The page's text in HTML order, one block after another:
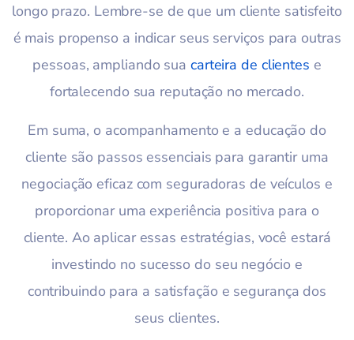
longo prazo. Lembre-se de que um cliente satisfeito
é mais propenso a indicar seus serviços para outras
pessoas, ampliando sua carteira de clientes e
fortalecendo sua reputação no mercado.
Em suma, o acompanhamento e a educação do
cliente são passos essenciais para garantir uma
negociação eficaz com seguradoras de veículos e
proporcionar uma experiência positiva para o
cliente. Ao aplicar essas estratégias, você estará
investindo no sucesso do seu negócio e
contribuindo para a satisfação e segurança dos
seus clientes.